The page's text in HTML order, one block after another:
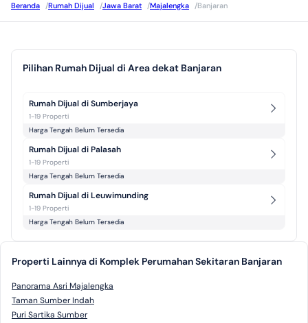
Beranda /Rumah Dijual /Jawa Barat /Majalengka /Banjaran
Pilihan Rumah Dijual di Area dekat Banjaran
Rumah Dijual di Sumberjaya
1-19 Properti
Harga Tengah Belum Tersedia
Rumah Dijual di Palasah
1-19 Properti
Harga Tengah Belum Tersedia
Rumah Dijual di Leuwimunding
1-19 Properti
Harga Tengah Belum Tersedia
Properti Lainnya di Komplek Perumahan Sekitaran Banjaran
Panorama Asri Majalengka
Taman Sumber Indah
Puri Sartika Sumber